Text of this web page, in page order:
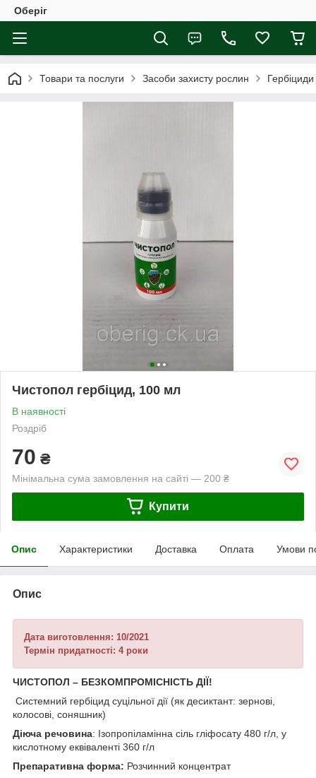
Оберіг
Товари та послуги Засоби захисту рослин Гербіциди
Чистопол гербіцид, 100 мл
В наявності
Роздріб
70 ₴
Мінімальна сума замовлення на сайті — 200 ₴
Купити
Опис Характеристики Доставка Оплата Умови
Опис
Дата виготовлення: 10/2021
Термін придатності: 4 роки
ЧИСТОПОЛ – БЕЗКОМПРОМІСНІСТЬ ДІЇ!
Системний гербіцид суцільної дії (як десиктант: зернові,
колосові, соняшник)
Діюча речовина: Ізопропіламінна сіль гліфосату 480 г/л, у
кислотному еквіваленті 360 г/л
Препаративна форма: Розчинний концентрат